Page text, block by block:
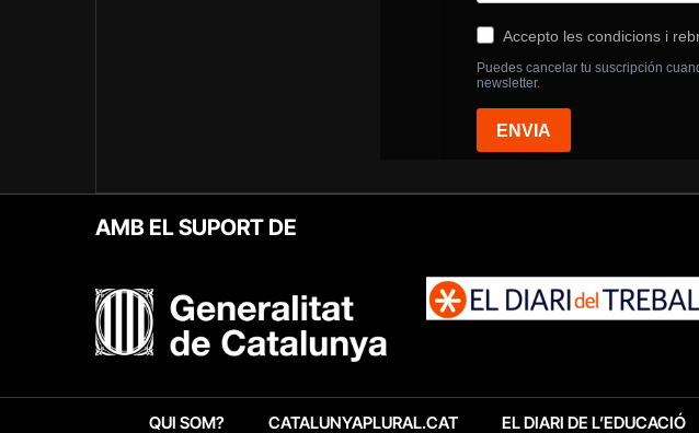
AMB EL SUPORT DE
QUI SOM? CATALUNYAPLURAL.CAT EL DIARI DE L’EDUCACIÓ